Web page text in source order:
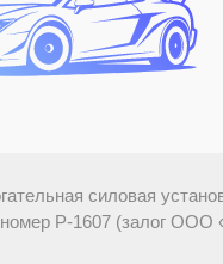
силовая
P-1607 (залог ООО